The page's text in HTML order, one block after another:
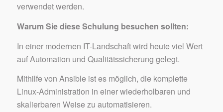
verwendet werden.
Warum Sie diese Schulung besuchen sollten:
In einer modernen IT-Landschaft wird heute viel Wert
auf Automation und Qualitätssicherung gelegt.
Mithilfe von Ansible ist es möglich, die komplette
Linux-Administration in einer wiederholbaren und
skalierbaren Weise zu automatisieren.